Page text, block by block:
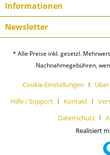
Informationen
Newsletter
* Alle Preise inkl. gesetzl.
Nachnahmegebühren,
Cookie-Einstellungen
Hilfe / Support
Kontakt
Datenschutz
Realisiert